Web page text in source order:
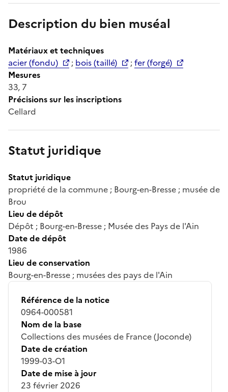
Description du bien muséal
Matériaux et techniques
acier (fondu)
; bois (taillé) ;fer (forgé)
Mesures
33, 7
Précisions sur les inscriptions
Cellard
Statut juridique
Statut juridique
propriété de la commune ; Bourg-en-Bresse ; musée de
Brou
Lieu de dépôt
Dépôt ; Bourg-en-Bresse ; Musée des Pays de l'Ain
Date de dépôt
1986
Lieu de conservation
Bourg-en-Bresse ; musées des pays de l'Ain
Référence de la notice
0964-000581
Nom de la base
Collections des musées de France (Joconde)
Date de création
1999-03-O1
Date de mise à jour
23 février 2026